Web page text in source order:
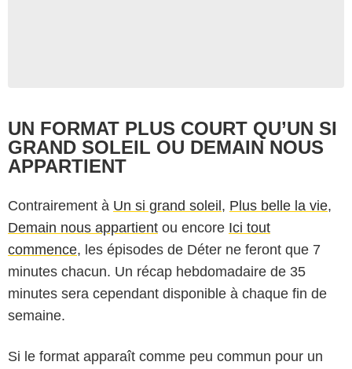
UN FORMAT PLUS COURT QU’UN SI
GRAND SOLEIL OU DEMAIN NOUS
APPARTIENT
Contrairement à Un si grand soleil, Plus belle la vie,
Demain nous appartient ou encore Ici tout
commence, les épisodes de Déter ne feront que 7
minutes chacun. Un récap hebdomadaire de 35
minutes sera cependant disponible à chaque fin de
semaine.
Si le format apparaît comme peu commun pour un